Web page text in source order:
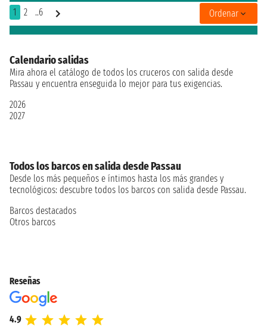
1 2 ..6 Ordenar
Calendario salidas
Mira ahora el catálogo de todos los cruceros con salida desde
Passau y encuentra enseguida lo mejor para tus exigencias.
2026
2027
Todos los barcos en salida desde Passau
Desde los más pequeños e íntimos hasta los más grandes y
tecnológicos: descubre todos los barcos con salida desde Passau.
Barcos destacados
Otros barcos
Reseñas
4.9